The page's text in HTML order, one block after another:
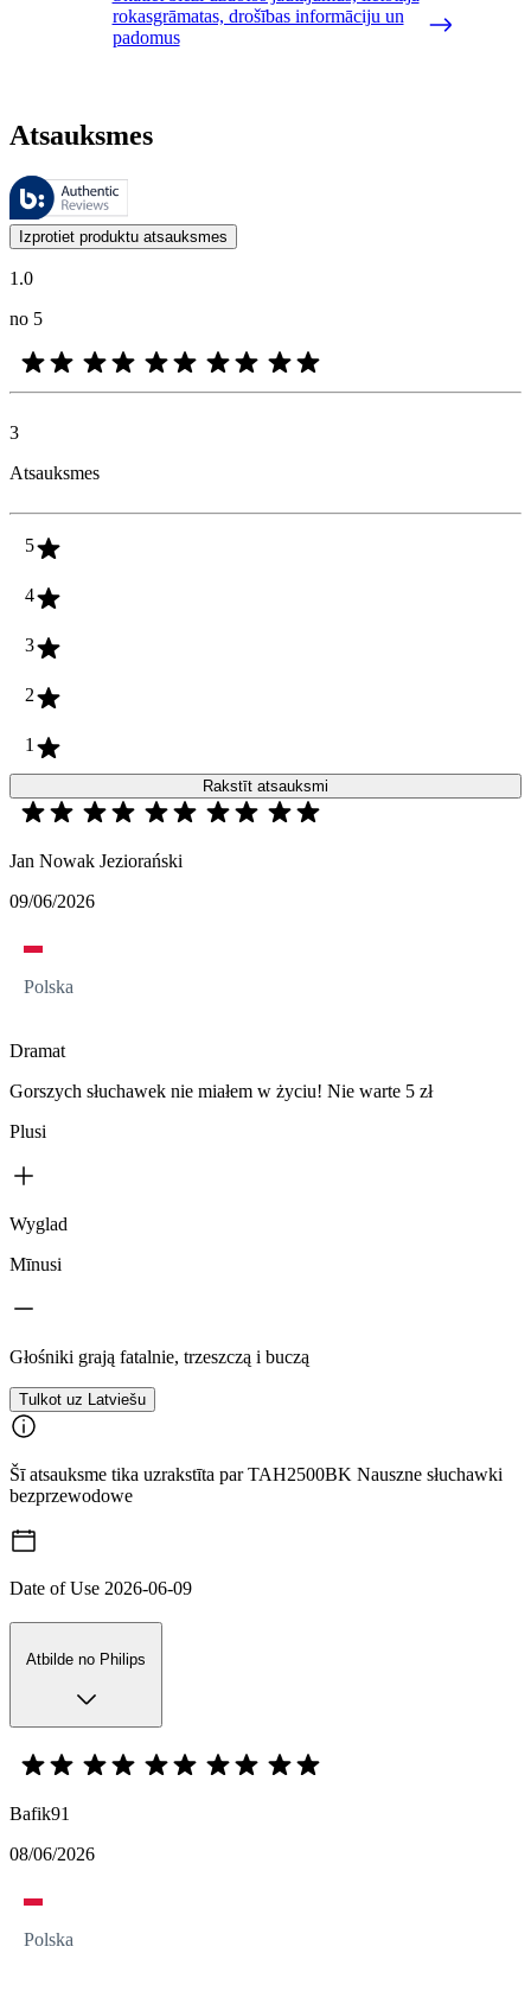
rokasgrāmatas, drošības informāciju un
padomus
Atsauksmes
Šīs atsauksmes pārvalda Bazaarvoice, un tās atbilst Bazaarvoice
Klientu viedokļi produktu un zvaigžņu vērtējumu veidā ir noderīgi
Izprotiet produktu atsauksmes
1.0
no 5
3
Atsauksmes
5
4
3
2
1
Rakstīt atsauksmi
Jan Nowak Jeziorański
09/06/2026
Polska
Dramat
Gorszych słuchawek nie miałem w życiu! Nie warte 5 zł
Plusi
Wyglad
Mīnusi
Głośniki grają fatalnie, trzeszczą i buczą
Tulkot uz Latviešu
Šī atsauksme tika uzrakstīta par TAH2500BK Nauszne słuchawki
bezprzewodowe
Date of Use 2026-06-09
Atbilde no Philips
Bafik91
08/06/2026
Polska